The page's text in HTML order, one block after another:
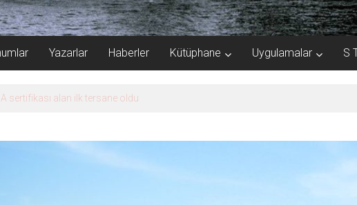
Yazarlar Haberler Kütüphane Uygulamalar S
ev sahipliği yapacak